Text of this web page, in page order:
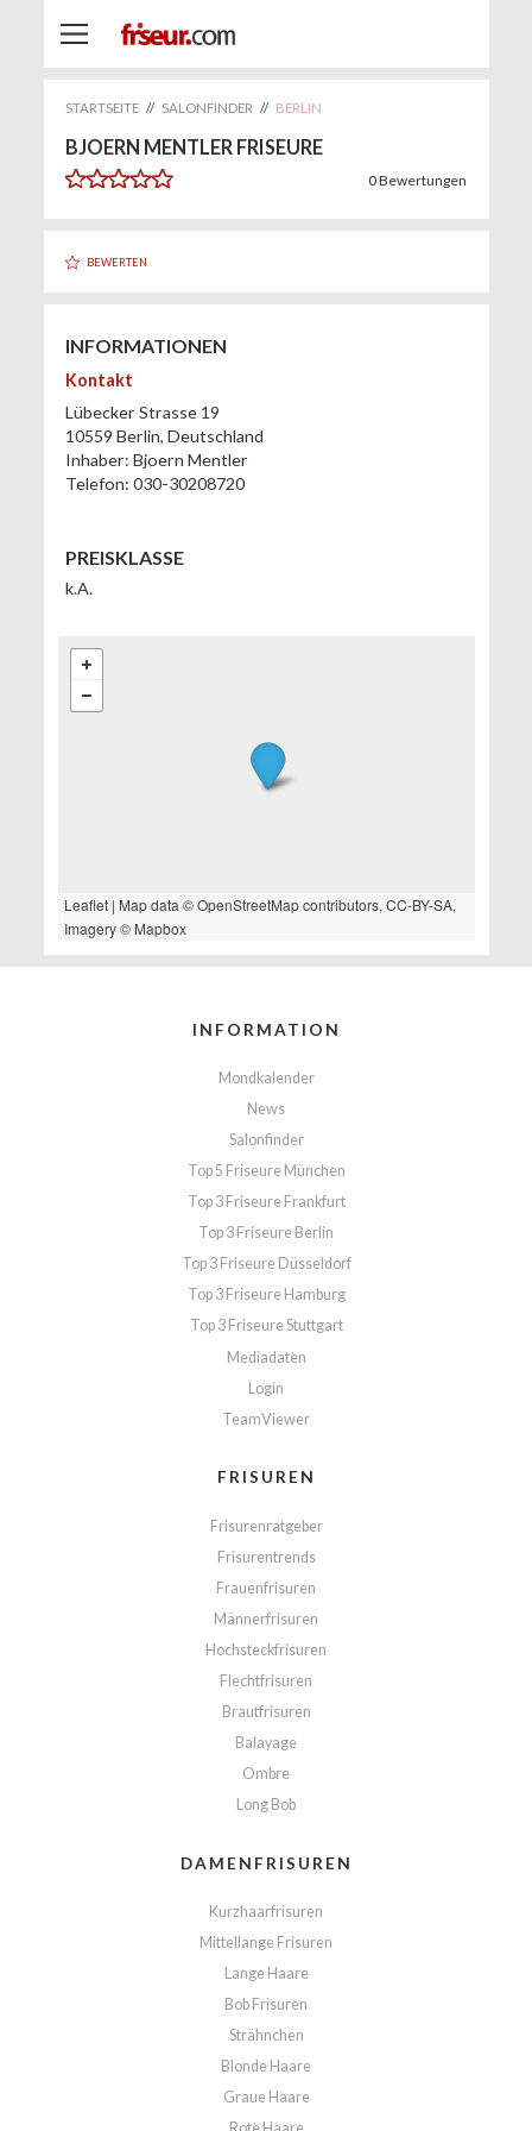
STARTSEITE // SALONFINDER // BERLIN
BJOERN MENTLER FRISEURE
0Bewertungen
BEWERTEN
INFORMATIONEN
Kontakt
Lübecker Strasse 19
10559 Berlin, Deutschland
Inhaber: Bjoern Mentler
Telefon: 030-30208720
PREISKLASSE
k.A.
Leaflet| Map data ©OpenStreetMapcontributors, CC-BY-SA,
Imagery © Mapbox
INFORMATION
Mondkalender
News
Salonfinder
Top 5 Friseure München
Top 3 Friseure Frankfurt
Top 3 Friseure Berlin
Top 3 Friseure Düsseldorf
Top 3 Friseure Hamburg
Top 3 Friseure Stuttgart
Mediadaten
Login
TeamViewer
FRISUREN
Frisurenratgeber
Frisurentrends
Frauenfrisuren
Männerfrisuren
Hochsteckfrisuren
Flechtfrisuren
Brautfrisuren
Balayage
Ombre
Long Bob
DAMENFRISUREN
Kurzhaarfrisuren
Mittellange Frisuren
Lange Haare
Bob Frisuren
Strähnchen
Blonde Haare
Graue Haare